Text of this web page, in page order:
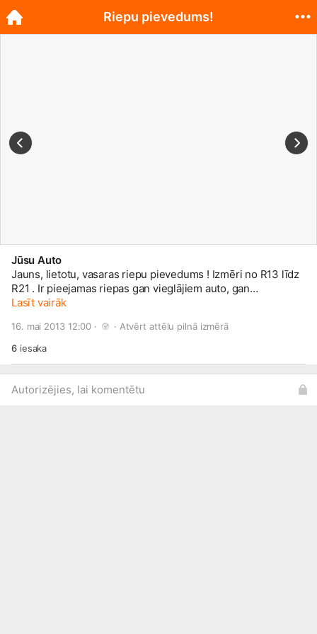
Jūsu Auto
Jauns, lietotu, vasaras riepu pievedums ! Izmēri no R13 līdz
R21 . Ir pieejamas riepas gan vieglājiem auto, gan
mikroautobusiem (C riepas), gan apvidus automašīnām.
Lasīt vairāk
16. mai 2013 12:00 · · Atvērt attēlu pilnā izmērā
6iesaka
Autorizējies, lai komentētu
Riepu pievedums!